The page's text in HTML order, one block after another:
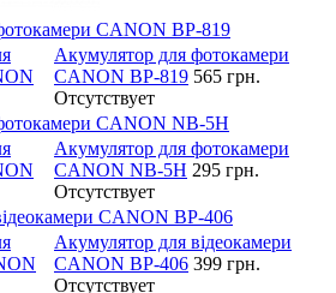
CANON BP-819
Акумулятор для фотокамери
CANON BP-819 565 грн.
Отсутствует
CANON NB-5H
Акумулятор для фотокамери
CANON NB-5H 295 грн.
Отсутствует
CANON BP-406
Акумулятор для відеокамери
CANON BP-406 399 грн.
Отсутствует